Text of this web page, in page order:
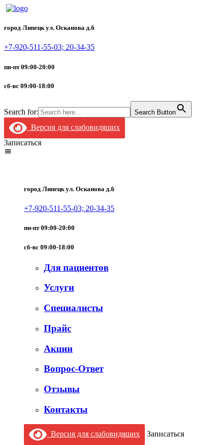
город Липецк ул. Осканова д.6
+7-920-511-55-03; 20-34-35
пн-пт 09:00-20:00
сб-вс 09:00-18:00
Search for: Search Button
Версия для слабовидящих
Записаться
город Липецк ул. Осканова д.6
+7-920-511-55-03; 20-34-35
пн-пт 09:00-20:00
сб-вс 09:00-18:00
Для пациентов
Услуги
Специалисты
Прайс
Акции
Вопрос-Ответ
Отзывы
Контакты
Версия для слабовидящих Записаться